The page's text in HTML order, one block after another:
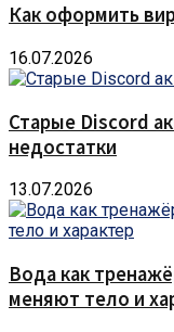
Как оформить
16.07.2026
Старые Discord
недостатки
13.07.2026
Вода как
меняют тело и